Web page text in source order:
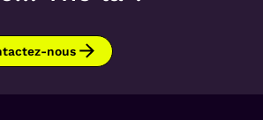
un élément essentiel aujourd’hui
nous